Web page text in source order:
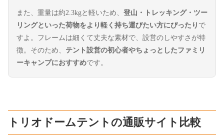
また、重量は約2.3kgと軽いため、 登山・トレッキング・ツー
リングといった荷物をより軽く持ち運びたい方にぴったり で
すよ。フレームは細くて丈夫な素材で、設営のしやすさが特
徴。そのため、 テント設営の初心者やちょっとしたファミリ
ーキャンプにおすすめです。
トリオドームテントの通販サイト比較